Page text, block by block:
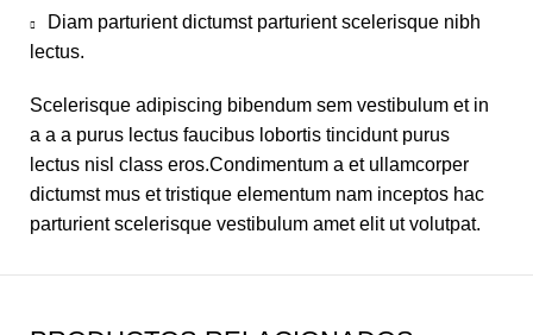
Diam parturient dictumst parturient scelerisque nibh
lectus.
Scelerisque adipiscing bibendum sem vestibulum et in
a a a purus lectus faucibus lobortis tincidunt purus
lectus nisl class eros.Condimentum a et ullamcorper
dictumst mus et tristique elementum nam inceptos hac
parturient scelerisque vestibulum amet elit ut volutpat.